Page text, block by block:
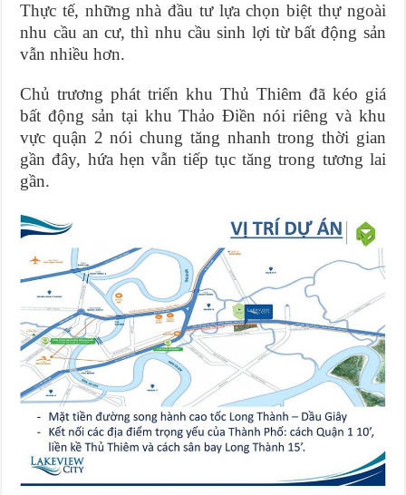
Thực tế, những nhà đầu tư lựa chọn biệt thự ngoài
nhu cầu an cư, thì nhu cầu sinh lợi từ bất động sản
vẫn nhiều hơn.
Chủ trương phát triển khu Thủ Thiêm đã kéo giá
bất động sản tại khu Thảo Điền nói riêng và khu
vực quận 2 nói chung tăng nhanh trong thời gian
gần đây, hứa hẹn vẫn tiếp tục tăng trong tương lai
gần.